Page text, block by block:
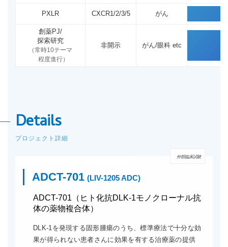
PXLR CXCR1/2/3/5 がん
創薬PJ/
探索研究
（常時10テーマ
程度進行）
非開示 がん/眼科 etc
Details
プロジェクト詳細
ADCT-701 (LIV-1205 ADC)
外部臨床試験
ADCT-701（ヒト化抗DLK-1モノクローナル抗
体の薬物複合体）
DLK-1を発現する固形腫瘍のうち、標準療法で十分な効
果が得られない患者さんに効果を有する治療薬の提供